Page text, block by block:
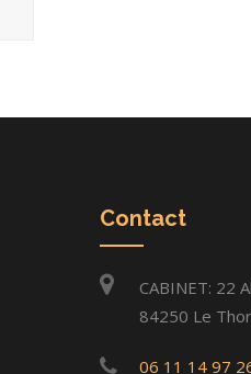
Contact
CABINET: 22
84250 Le Thor
06 11 14 97